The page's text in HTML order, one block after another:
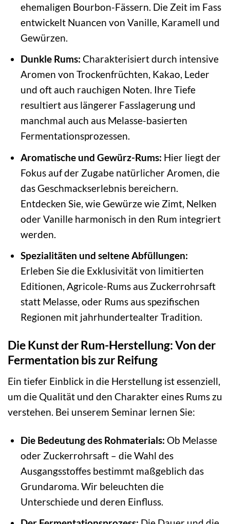
ehemaligen Bourbon-Fässern. Die Zeit im Fass
entwickelt Nuancen von Vanille, Karamell und
Gewürzen.
Dunkle Rums: Charakterisiert durch intensive
Aromen von Trockenfrüchten, Kakao, Leder
und oft auch rauchigen Noten. Ihre Tiefe
resultiert aus längerer Fasslagerung und
manchmal auch aus Melasse-basierten
Fermentationsprozessen.
Aromatische und Gewürz-Rums: Hier liegt der
Fokus auf der Zugabe natürlicher Aromen, die
das Geschmackserlebnis bereichern.
Entdecken Sie, wie Gewürze wie Zimt, Nelken
oder Vanille harmonisch in den Rum integriert
werden.
Spezialitäten und seltene Abfüllungen:
Erleben Sie die Exklusivität von limitierten
Editionen, Agricole-Rums aus Zuckerrohrsaft
statt Melasse, oder Rums aus spezifischen
Regionen mit jahrhundertealter Tradition.
Die Kunst der Rum-Herstellung: Von der
Fermentation bis zur Reifung
Ein tiefer Einblick in die Herstellung ist essenziell,
um die Qualität und den Charakter eines Rums zu
verstehen. Bei unserem Seminar lernen Sie:
Die Bedeutung des Rohmaterials: Ob Melasse
oder Zuckerrohrsaft – die Wahl des
Ausgangsstoffes bestimmt maßgeblich das
Grundaroma. Wir beleuchten die
Unterschiede und deren Einfluss.